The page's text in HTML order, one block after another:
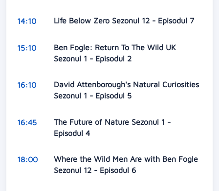
14:10 Life Below Zero Sezonul 12 - Episodul 7
15:10
Ben Fogle: Return To The Wild UK
Sezonul 1 - Episodul 2
16:10
David Attenborough's Natural Curiosities
Sezonul 1 - Episodul 5
16:45
The Future of Nature Sezonul 1 -
Episodul 4
18:00
Where the Wild Men Are with Ben Fogle
Sezonul 12 - Episodul 6